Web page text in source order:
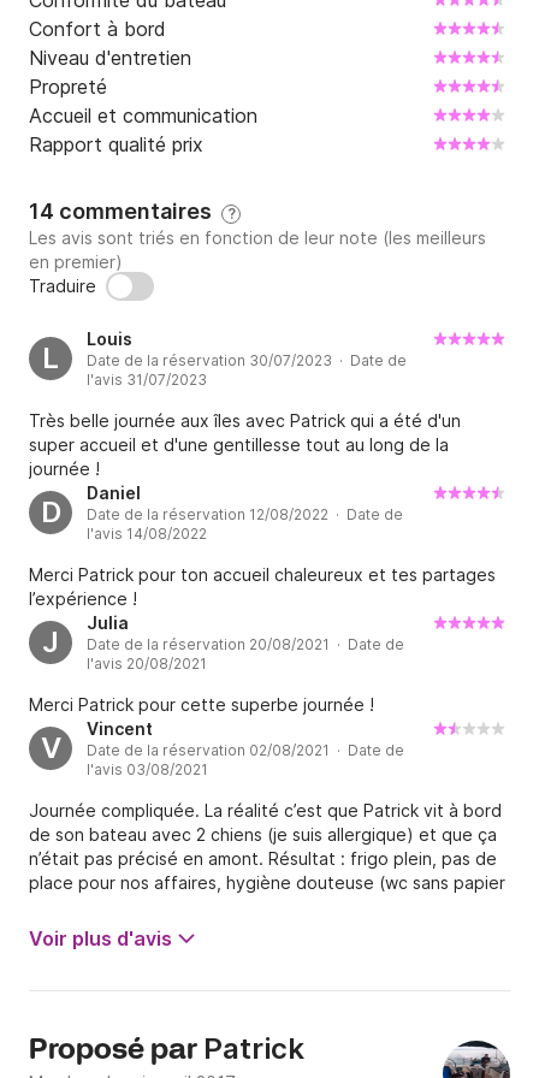
Cannes .
Si vous souhaitez d'autres renseignements, n'hésitez
pas à me contacter directement via la messagerie
Click & Boat,
Maritimes .
Skipper obligatoire(350€)par Jour / (400€) en
croisière à partir de 2J .
Hôtesse Extra : ( 150€) Jour / 200€ croisière
Forfait journée Gasoil (200€)
Frais de ménage en nuitée 350€
(à régler à l'embarquement)
Ports a payer pendant la croisiére
A bientôt et au plaisir de vous rencontrer
Confort à bord
Niveau d'entretien
Propreté
Accueil et communication
Rapport qualité prix
14 commentaires ?
Les avis sont triés en fonction de leur note (les meilleurs
en premier)
Traduire
L
Louis
Date de la réservation 30/07/2023 · Date de
l'avis 31/07/2023
Très belle journée aux îles avec Patrick qui a été d'un
super accueil et d'une gentillesse tout au long de la
journée !
D
Daniel
Date de la réservation 12/08/2022 · Date de
l'avis 14/08/2022
Merci Patrick pour ton accueil chaleureux et tes partages
l’expérience !
J
Julia
Date de la réservation 20/08/2021 · Date de
l'avis 20/08/2021
Merci Patrick pour cette superbe journée !
V
Vincent
Date de la réservation 02/08/2021 · Date de
l'avis 03/08/2021
Journée compliquée. La réalité c’est que Patrick vit à bord
de son bateau avec 2 chiens (je suis allergique) et que ça
n’était pas précisé en amont. Résultat : frigo plein, pas de
place pour nos affaires, hygiène douteuse (wc sans papier
Patrick commence par proposer 2 fois une destination qui
l’arrange pour qu’on rentre ensuite en train !! Une fois la
point de départ mais on avait oublié un point: il est déjà
Voir plus d'avis
Proposé par Patrick